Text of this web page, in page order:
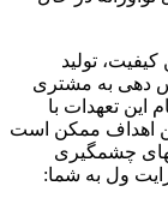
تولید
دهی به مشتری
این تعهدات با
اهداف ممکن است
چشم­گیری
ول به شما: